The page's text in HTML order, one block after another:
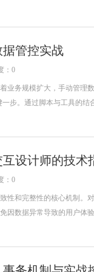
管控实战
：0
务规模扩大，手动管理
步。通过脚本与工具的结
设计师的技术
：0
和完整性的核心机制。对
因数据异常导致的用户体